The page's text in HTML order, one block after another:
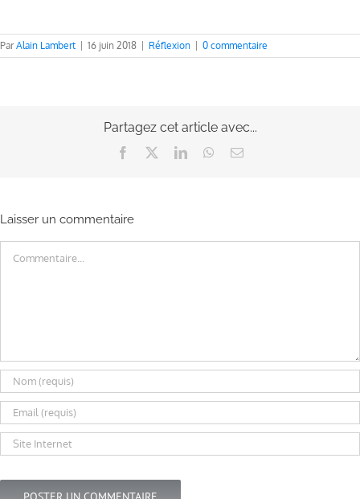
ParAlain Lambert 16 juin 2018 Réflexion 0 commentaire
Partagez cet article avec...
Facebook LinkedInWhatsApp
Email
Laisser un commentaire